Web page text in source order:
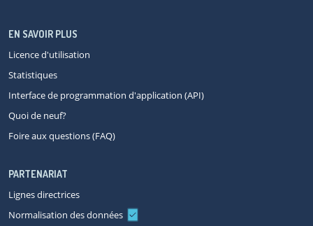
EN SAVOIR PLUS
Licence d'utilisation
Statistiques
Interface de programmation d'application (API)
Quoi de neuf?
Foire aux questions (FAQ)
PARTENARIAT
Lignes directrices
Normalisation des données